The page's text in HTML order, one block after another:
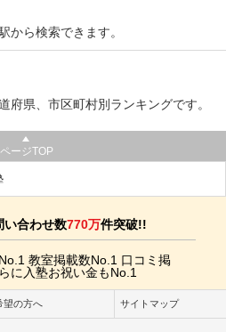
から検索できます。
府県、市区町村別ランキングです。
ページTOP
い合わせ数770万件突破!!
望の方へ サイトマップ